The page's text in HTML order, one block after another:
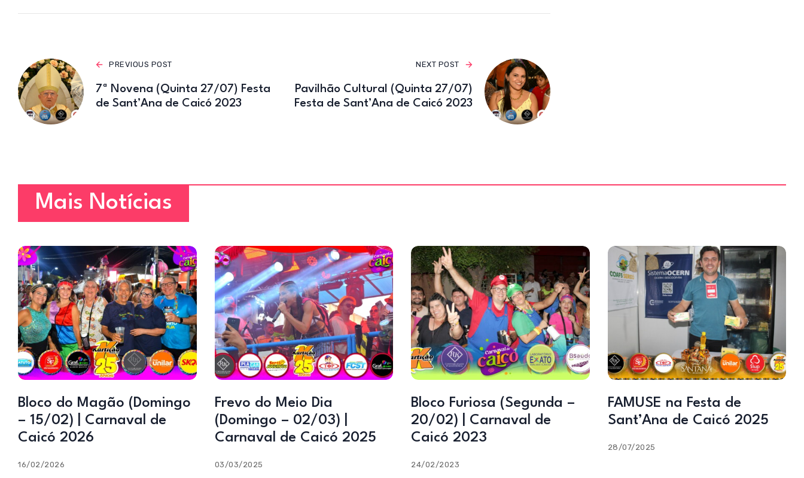
PREVIOUS POST
7ª Novena (Quinta 27/07) Festa
de Sant’Ana de Caicó 2023
NEXT POST
Pavilhão Cultural (Quinta 27/07)
Festa de Sant’Ana de Caicó 2023
Mais Notícias
Bloco do Magão (Domingo
– 15/02) | Carnaval de
Caicó 2026
16/02/2026
Frevo do Meio Dia
(Domingo – 02/03) |
Carnaval de Caicó 2025
03/03/2025
Bloco Furiosa (Segunda –
20/02) | Carnaval de
Caicó 2023
24/02/2023
FAMUSE na Festa de
Sant’Ana de Caicó 2025
28/07/2025